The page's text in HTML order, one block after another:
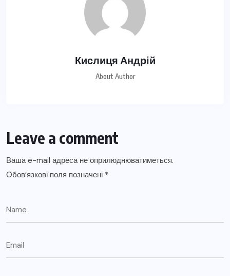
Кислиця Андрій
About Author
Leave a comment
Ваша e-mail адреса не оприлюднюватиметься.
Обов’язкові поля позначені *